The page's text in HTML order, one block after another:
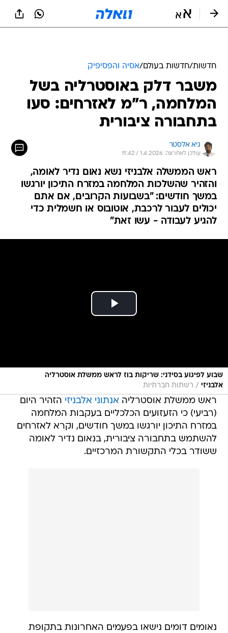
חדשות/חדשות בעולם/אסיה והפסיפיק
משבר דלק באוסטרליה בשל
המלחמה, ר"מ לאזרחים: סעו
בתחבורה ציבורית
גיא אלסטר
עודכן לאחרונה: 1.4.2026 / 11:42
ראש הממשלה אלבניזי נשא נאום נדיר לאומה,
והזהיר שהשלכות המלחמה במזרח התיכון יורגשו
במשך חודשים: "בשבועות הקרובים, אם אתם
יכולים לעבור לרכבת, אוטובוס או חשמלית כדי
להגיע לעבודה - עשו זאת"
שבוע לפיגוע בסידני: שריקות בוז לראש ממשלת אוסטרליה
אלבניזי / רשתות חברתיות
ראש ממשלת אוסטרליה אנתוני אלבניזי הזהיר היום
(רביעי) כי הזעזועים הכלכליים בעקבות המלחמה
במזרח התיכון יורגשו במשך חודשים, וקרא לאזרחים
להשתמש בתחבורה ציבורית, בנאום נדיר לאומה
ששודר בכלי התקשורת המרכזיים.
נאומים דומים נישאו בפעמים האחרונות בתקופת